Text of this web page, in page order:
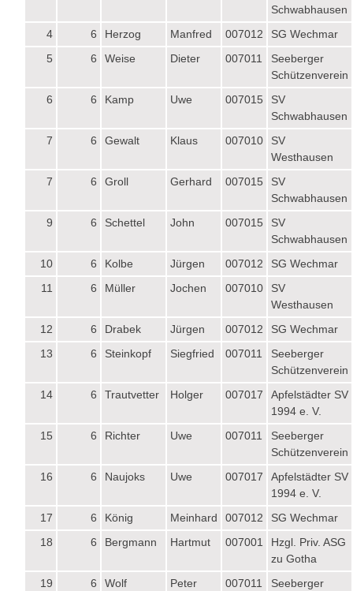
Schwabhausen
4
6 Herzog Manfred 007012
SG Wechmar
5
6 Weise Dieter 007011
Seeberger
Schützenverein
6
6 Kamp Uwe 007015
SV
Schwabhausen
7
6 Gewalt Klaus 007010
SV
Westhausen
7
6 Groll Gerhard 007015
SV
Schwabhausen
9
6 Schettel John 007015
SV
Schwabhausen
10
6 Kolbe Jürgen 007012
SG Wechmar
11
6 Müller Jochen 007010
SV
Westhausen
12
6 Drabek Jürgen 007012
SG Wechmar
13
6 Steinkopf Siegfried 007011
Seeberger
Schützenverein
14
6 Trautvetter Holger 007017
Apfelstädter SV
1994 e. V.
15
6 Richter Uwe 007011
Seeberger
Schützenverein
16
6 Naujoks Uwe 007017
Apfelstädter SV
1994 e. V.
17
6 König Meinhard 007012
SG Wechmar
18
6 Bergmann Hartmut 007001
Hzgl. Priv. ASG
zu Gotha
19
6 Wolf Peter 007011
Seeberger